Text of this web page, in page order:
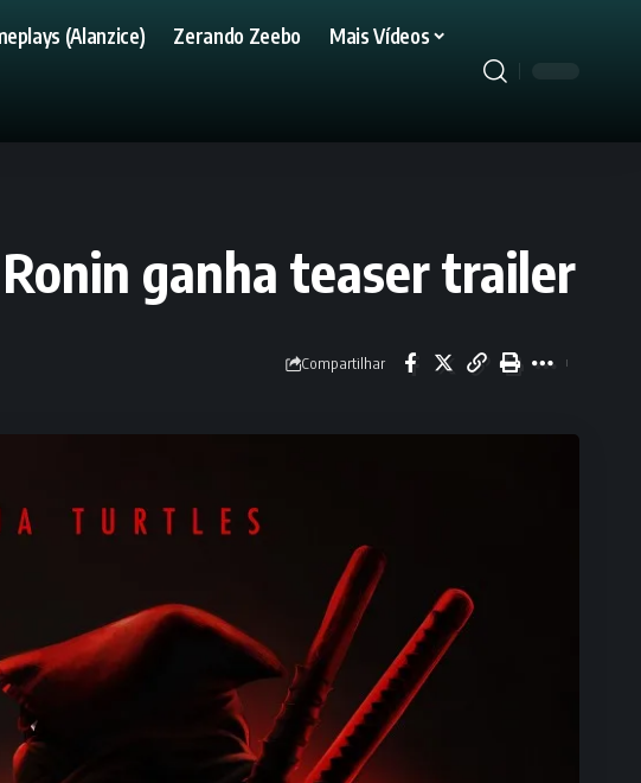
(Alanzice) Zerando Zeebo Mais Vídeos
ganha teaser trailer
Compartilhar